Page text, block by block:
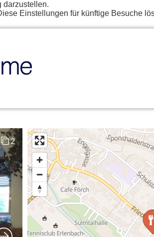
darzustellen.
Einstellungen für künftige Besuche
2